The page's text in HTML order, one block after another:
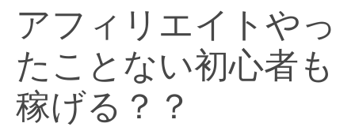
アフィリエイトやっ
たことない初心者も
稼げる？？